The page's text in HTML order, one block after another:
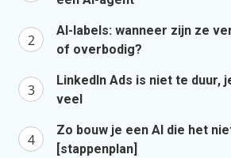
AI-labels: wanneer zijn ze
of overbodig?
LinkedIn Ads is niet te duur,
veel
Zo bouw je een AI die het
[stappenplan]